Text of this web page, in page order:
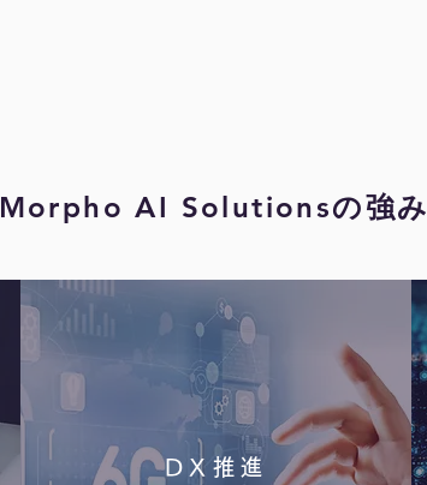
Morpho AI Solutionsの強み
DX推進